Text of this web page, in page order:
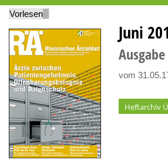
Vorlesen
Juni
Ausgabe
vom
Heftarchiv